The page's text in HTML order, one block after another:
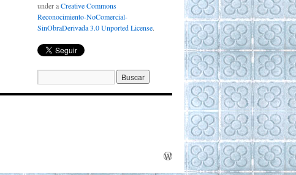
under aCreative Commons
Reconocimiento-NoComercial-
SinObraDerivada 3.0 Unported License.